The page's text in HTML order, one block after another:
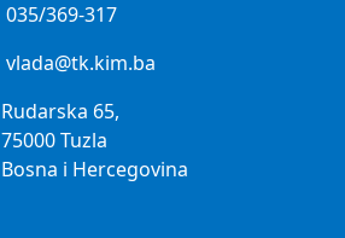
035/369-317
vlada@tk.kim.ba
Rudarska 65,
75000 Tuzla
Bosna i Hercegovina